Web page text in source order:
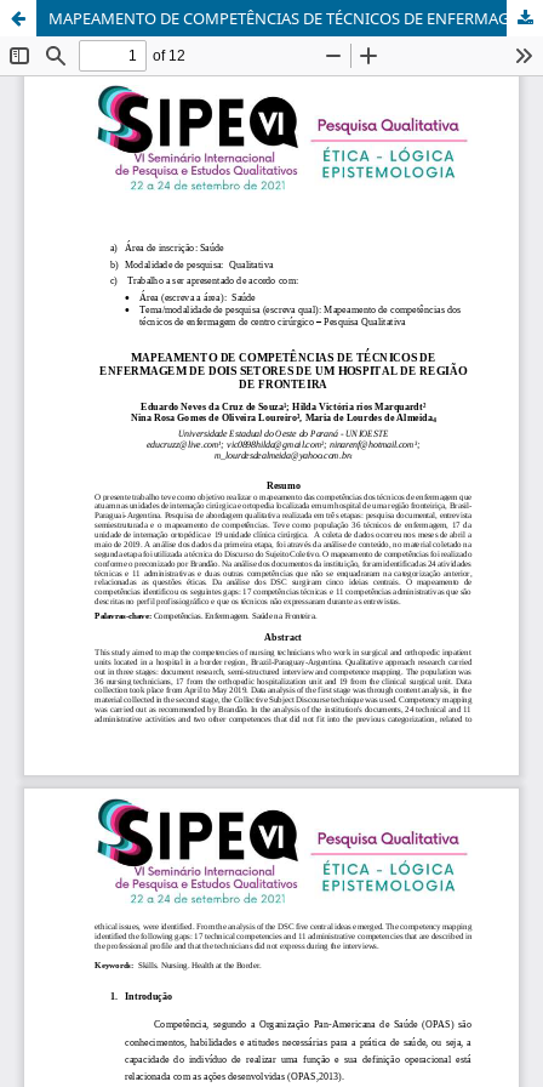
MAPEAMENTO DE COMPETÊNCIAS DE TÉCNICOS DE ENFERMAGEM DE DOIS SETORES DE UM HOSPITAL DE REGIÃO DE FRO